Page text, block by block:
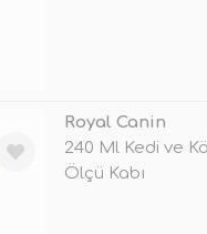
Royal Canin
240 Ml Kedi ve
Ölçü Kabı